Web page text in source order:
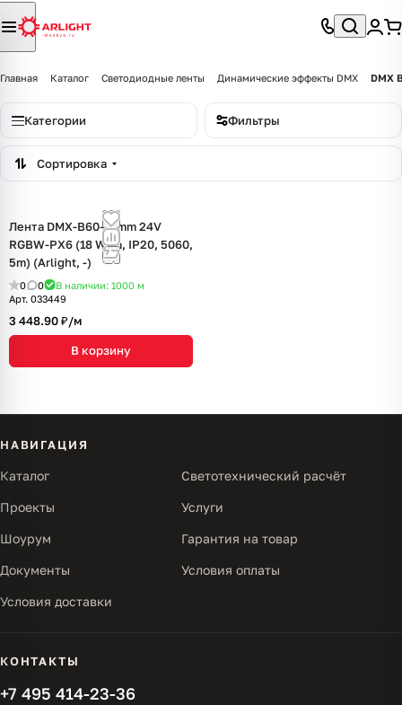
Главная Каталог Светодиодные ленты Динамические эффекты DMX DMX
Категории Фильтры
Сортировка
Лента DMX-B60-10mm 24V
RGBW-PX6 (18 W/m, IP20, 5060,
5m) (Arlight, -)
0 0 В наличии: 1000 м
Арт. 033449
3 448.90 ₽/м
В корзину
НАВИГАЦИЯ
Каталог Светотехнический расчёт
Проекты Услуги
Шоурум Гарантия на товар
Документы Условия оплаты
Условия доставки
КОНТАКТЫ
+7 495 414-23-36